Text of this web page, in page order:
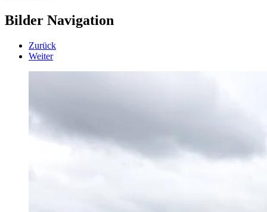
Bilder Navigation
Zurück
Weiter